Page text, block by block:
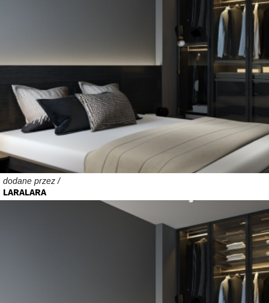
dodane przez /
LARALARA